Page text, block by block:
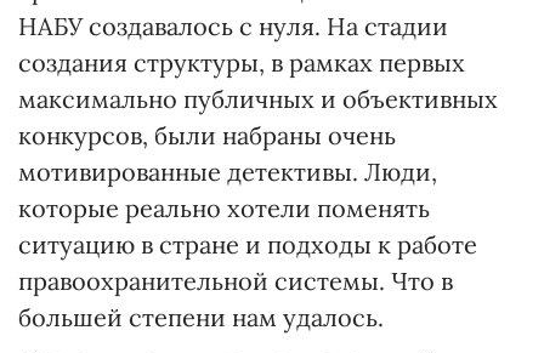
НАБУ создавалось с нуля. На стадии
создания структуры, в рамках первых
максимально публичных и объективных
конкурсов, были набраны очень
мотивированные детективы. Люди,
которые реально хотели поменять
ситуацию в стране и подходы к работе
правоохранительной системы. Что в
большей степени нам удалось.